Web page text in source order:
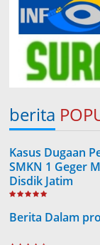
berita
Kasus Dugaan
SMKN 1 Geger
Disdik Jatim
Berita Dalam